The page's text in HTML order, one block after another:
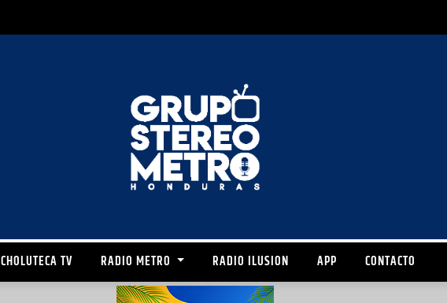
CHOLUTECA TV RADIO METRO RADIO ILUSION APP CONTACTO